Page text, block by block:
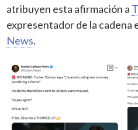
atribuyen esta afirmación a
expresentador de la cadena
News.